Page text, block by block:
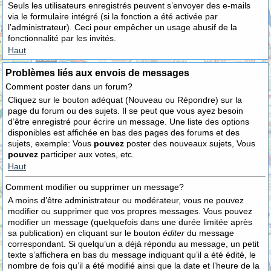
Seuls les utilisateurs enregistrés peuvent s’envoyer des e-mails
via le formulaire intégré (si la fonction a été activée par
l’administrateur). Ceci pour empêcher un usage abusif de la
fonctionnalité par les invités.
Haut
Problèmes liés aux envois de messages
Comment poster dans un forum?
Cliquez sur le bouton adéquat (Nouveau ou Répondre) sur la
page du forum ou des sujets. Il se peut que vous ayez besoin
d’être enregistré pour écrire un message. Une liste des options
disponibles est affichée en bas des pages des forums et des
sujets, exemple: Vous pouvez poster des nouveaux sujets, Vous
pouvez participer aux votes, etc.
Haut
Comment modifier ou supprimer un message?
A moins d’être administrateur ou modérateur, vous ne pouvez
modifier ou supprimer que vos propres messages. Vous pouvez
modifier un message (quelquefois dans une durée limitée après
sa publication) en cliquant sur le bouton éditer du message
correspondant. Si quelqu’un a déjà répondu au message, un petit
texte s’affichera en bas du message indiquant qu’il a été édité, le
nombre de fois qu’il a été modifié ainsi que la date et l’heure de la